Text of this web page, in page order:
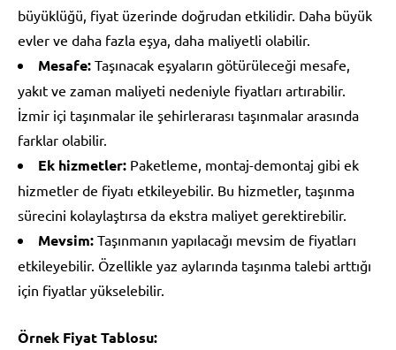
büyüklüğü, fiyat üzerinde doğrudan etkilidir. Daha büyük
evler ve daha fazla eşya, daha maliyetli olabilir.
Mesafe: Taşınacak eşyaların götürüleceği mesafe,
yakıt ve zaman maliyeti nedeniyle fiyatları artırabilir.
İzmir içi taşınmalar ile şehirlerarası taşınmalar arasında
farklar olabilir.
Ek hizmetler: Paketleme, montaj-demontaj gibi ek
hizmetler de fiyatı etkileyebilir. Bu hizmetler, taşınma
sürecini kolaylaştırsa da ekstra maliyet gerektirebilir.
Mevsim: Taşınmanın yapılacağı mevsim de fiyatları
etkileyebilir. Özellikle yaz aylarında taşınma talebi arttığı
için fiyatlar yükselebilir.
Örnek Fiyat Tablosu: